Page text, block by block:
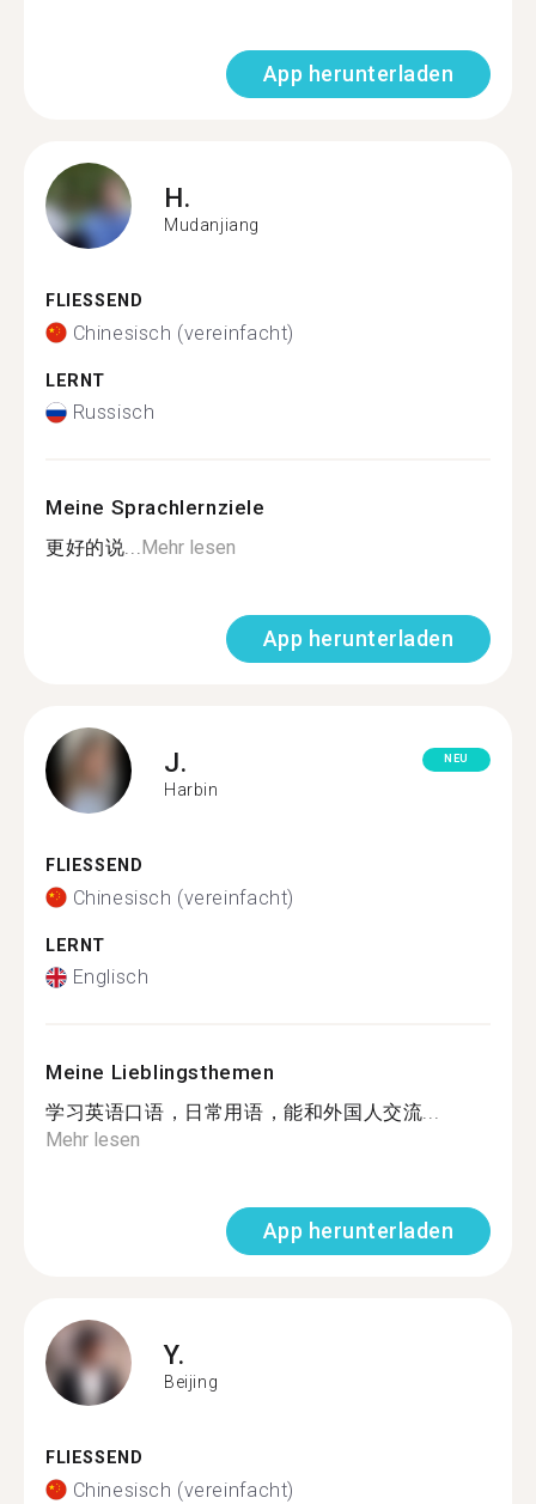
App herunterladen
H.
Mudanjiang
FLIESSEND
Chinesisch (vereinfacht)
LERNT
Russisch
Meine Sprachlernziele
更好的说...Mehr lesen
App herunterladen
J.
Harbin
NEU
FLIESSEND
Chinesisch (vereinfacht)
LERNT
Englisch
Meine Lieblingsthemen
学习英语口语，日常用语，能和外国人交流...
Mehr lesen
App herunterladen
Y.
Beijing
FLIESSEND
Chinesisch (vereinfacht)